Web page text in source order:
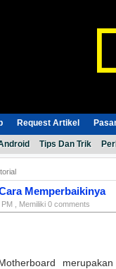
Request Artikel
Tips Dan Trik
Memperbaikinya
PM , Memiliki 0 comments